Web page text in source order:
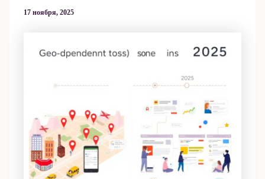
17 ноября, 2025